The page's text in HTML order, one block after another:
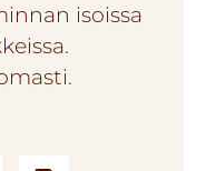
isoissa